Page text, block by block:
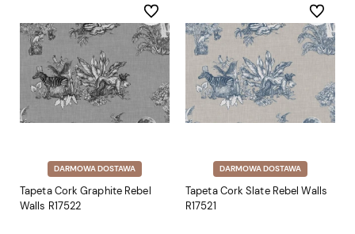
DARMOWA DOSTAWA
Tapeta Cork Graphite Rebel
Walls R17522
Do ulubionych
DARMOWA DOSTAWA
Tapeta Cork Slate Rebel Walls
R17521
Do